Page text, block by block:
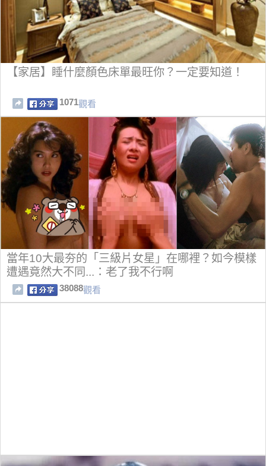
【家居】睡什麼顏色床單最旺你？一定要知道！
1071觀看
當年10大最夯的「三級片女星」在哪裡？如今模樣
遭遇竟然大不同...：老了我不行啊
38088觀看